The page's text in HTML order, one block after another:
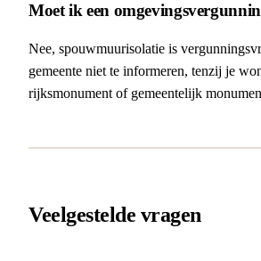
Moet ik een
Nee, spouwmuurisolatie is
gemeente niet te informeren, tenzij je
rijksmonument of gemeentelijk
Veelgestelde vragen